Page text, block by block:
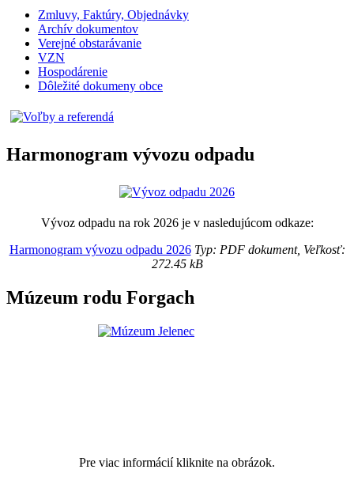
Zmluvy, Faktúry, Objednávky
Archív dokumentov
Verejné obstarávanie
VZN
Hospodárenie
Dôležité dokumeny obce
Harmonogram vývozu odpadu
Vývoz odpadu na rok 2026 je v nasledujúcom odkaze:
Harmonogram vývozu odpadu 2026Typ: PDF dokument, Veľkosť:
272.45 kB
Múzeum rodu Forgach
Pre viac informácií kliknite na obrázok.